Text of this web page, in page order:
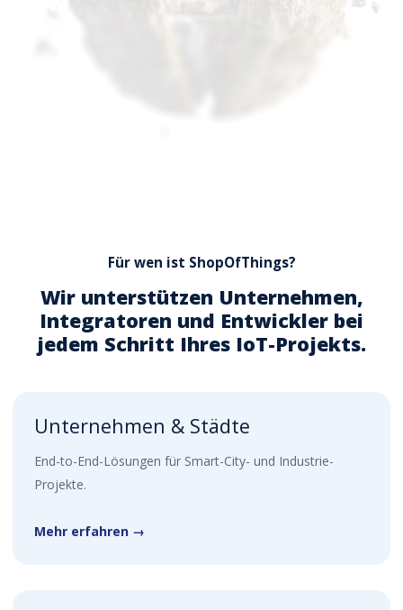
Für wen ist ShopOfThings?
Wir unterstützen Unternehmen,
Integratoren und Entwickler bei
jedem Schritt Ihres IoT-Projekts.
Unternehmen & Städte
End-to-End-Lösungen für Smart-City- und Industrie-
Projekte.
Mehr erfahren →